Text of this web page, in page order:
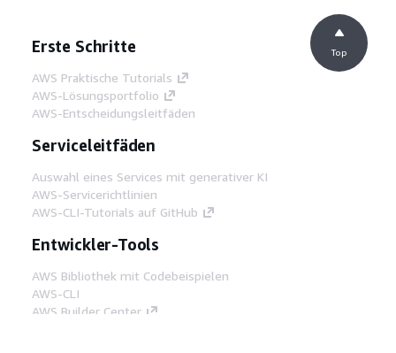
Erste Schritte
AWS Praktische Tutorials
AWS-Lösungsportfolio
AWS-Entscheidungsleitfäden
Serviceleitfäden
Auswahl eines Services mit generativer KI
AWS-Servicerichtlinien
AWS-CLI-Tutorials auf GitHub
Entwickler-Tools
AWS Bibliothek mit Codebeispielen
AWS-CLI
AWS Builder Center
Top